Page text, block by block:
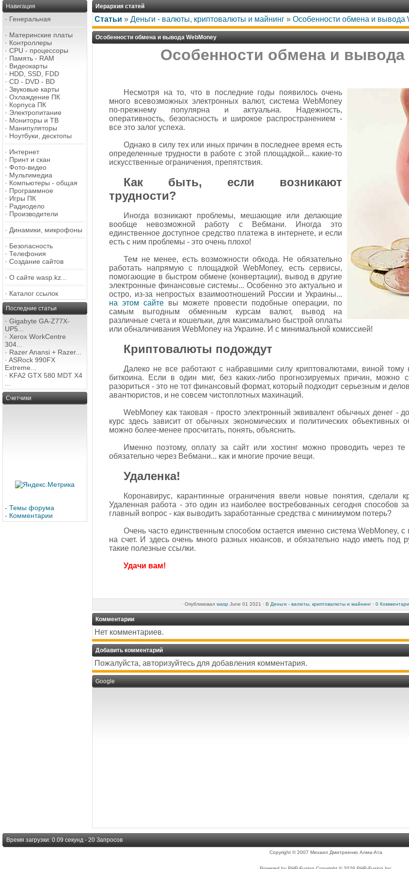
Навигация
· Генеральная
· Материнские платы
· Контроллеры
· CPU - процессоры
· Память - RAM
· Видеокарты
· HDD, SSD, FDD
· CD - DVD - BD
· Звуковые карты
· Охлаждение ПК
· Корпуса ПК
· Электропитание
· Мониторы и ТВ
· Манипуляторы
· Ноутбуки, десктопы
· Интернет
· Принт и скан
· Фото-видео
· Мультимедиа
· Компьютеры - общая
· Программное
· Игры ПК
· Радиодело
· Производители
· Динамики, микрофоны
· Безопасность
· Телефония
· Создание сайтов
· О сайте wasp.kz...
· Каталог ссылок
Последние статьи
· Gigabyte GA-Z77X-
UP5...
· Xerox WorkCentre
304...
· Razer Anansi + Razer...
· ASRock 990FX
Extreme...
· KFA2 GTX 580 MDT X4
Счетчики
- Темы форума
- Комментарии
Иерархия статей
Статьи » Деньги - валюты, криптовалюты и майнинг » Особенности обмена и вывода
Особенности обмена и вывода WebMoney
Особенности обмена и вывода
Несмотря на то, что в последние годы появилось очень
много всевозможных электронных валют, система WebMoney
по-прежнему популярна и актуальна. Надежность,
оперативность, безопасность и широкое распространением -
все это залог успеха.
Однако в силу тех или иных причин в последнее время есть
определенные трудности в работе с этой площадкой... какие-то
искусственные ограничения, препятствия.
Как быть, если возникают
трудности?
Иногда возникают проблемы, мешающие или делающие
вообще невозможной работу с Вебмани. Иногда это
единственное доступное средство платежа в интернете, и если
есть с ним проблемы - это очень плохо!
Тем не менее, есть возможности обхода. Не обязательно
работать напрямую с площадкой WebMoney, есть сервисы,
помогающие в быстром обмене (конвертации), вывод в другие
электронные финансовые системы... Особенно это актуально и
остро, из-за непростых взаимоотношений России и Украины...
на этом сайте вы можете провести подобные операции, по
самым выгодным обменным курсам валют, вывод на
различные счета и кошельки, для максимально быстрой оплаты
или обналичивания WebMoney на Украине. И с минимальной комиссией!
Криптовалюты подождут
Далеко не все работают с набравшими силу криптовалютами, виной тому
биткоина. Если в один миг, без каких-либо прогнозируемых причин, можно
разориться - это не тот финансовый формат, который подходит серьезным и
авантюристов, и не совсем чистоплотных махинаций.
WebMoney как таковая - просто электронный эквивалент обычных денег -
курс здесь зависит от обычных экономических и политических объективных
можно более-менее просчитать, понять, объяснить.
Именно поэтому, оплату за сайт или хостинг можно проводить через
обязательно через Вебмани... как и многие прочие вещи.
Удаленка!
Коронавирус, карантинные ограничения ввели новые понятия, сделали
Удаленная работа - это один из наиболее востребованных сегодня способов
главный вопрос - как выводить заработанные средства с минимумом потерь?
Очень часто единственным способом остается именно система WebMoney,
на счет. И здесь очень много разных нюансов, и обязательно надо иметь под
такие полезные ссылки.
Удачи вам!
· Опубликовал waspJune 01 2021 · В Деньги - валюты, криптовалюты и майнинг· 0
Комментарии
Нет комментариев.
Добавить комментарий
Пожалуйста, авторизуйтесь для добавления комментария.
Google
Время загрузки: 0.09 секунд - 20 Запросов
Copyright © 2007 Михаил Дмитриенко Алма-Ата